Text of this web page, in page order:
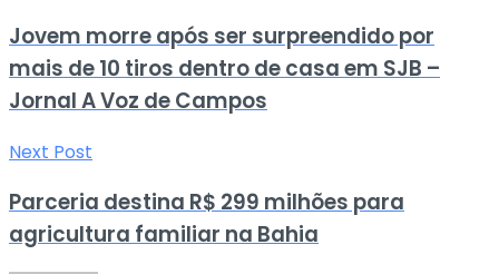
Jovem morre após ser surpreendido por
mais de 10 tiros dentro de casa em SJB –
Jornal A Voz de Campos
Next Post
Parceria destina R$ 299 milhões para
agricultura familiar na Bahia